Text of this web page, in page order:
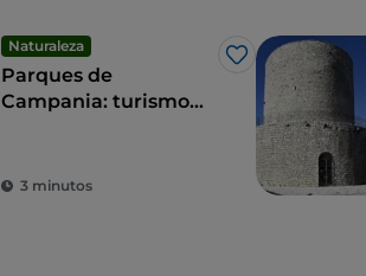
Naturaleza
Me gusta
Parques de
Campania: turismo
la región
3 minutos